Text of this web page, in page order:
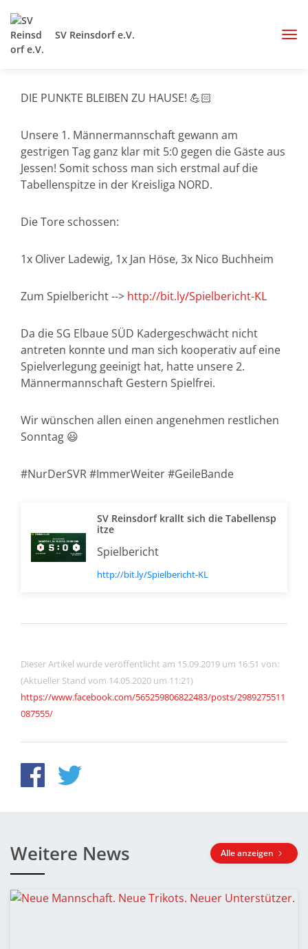
SV Reinsdorf e.V.
DIE PUNKTE BLEIBEN ZU HAUSE! 💪🏻
Unsere 1. Männermannschaft gewann am
gestrigen Tag ganz klar mit 5:0 gegen die Gäste aus
Jessen! Somit schoss man sich erstmal auf die
Tabellenspitze in der Kreisliga NORD.
Die Tore schossen:
1x Oliver Ladewig, 1x Jan Höse, 3x Nico Buchheim
Zum Spielbericht --> http://bit.ly/Spielbericht-KL
Da die SG Elbaue SÜD Kadergeschwächt nicht
antreten konnte und man sich kooperativ auf eine
Spielverlegung geeinigt hat, hatte unsere 2.
Männermannschaft Gestern Spielfrei.
Wir wünschen allen einen angenehmen restlichen
Sonntag 😃
#NurDerSVR #ImmerWeiter #GeileBande
SV Reinsdorf krallt sich die Tabellensp
itze
Spielbericht
http://bit.ly/Spielbericht-KL
Dieser Artikel wurde veröffentlicht am 15.09.2019 um 16:51 von:
(Aktueller Stand vom 14.05.2020 um 11:21)
https://www.facebook.com/565259806822483/posts/2989275511
087555/
Weitere News Alle anzeigen